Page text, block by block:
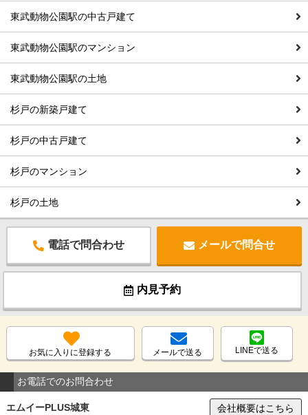
東武動物公園駅の中古戸建て
東武動物公園駅のマンション
東武動物公園駅の土地
杉戸の新築戸建て
杉戸の中古戸建て
杉戸のマンション
杉戸の土地
電話で問合わせ メールで問合せ
内見予約
お気に入りに登録する メールで送る LINEで送る
お電話でのお問合わせ
エムイーPLUS城東 会社概要はこちら